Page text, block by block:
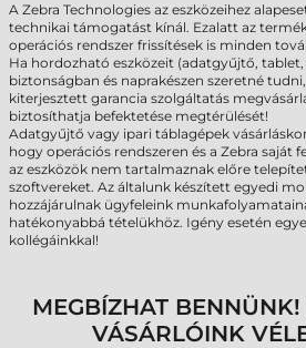
A Zebra Technologies az eszközeihez
technikai támogatást kínál. Ezalatt az
operációs rendszer frissítések is minden
Ha hordozható eszközeit (adatgyűjtő,
biztonságban és naprakészen szeretné
kiterjesztett garancia szolgáltatás
biztosíthatja befektetése megtérülését!
Adatgyűjtő vagy ipari táblagépek
hogy operációs rendszeren és a Zebra saját
az eszközök nem tartalmaznak előre
szoftvereket. Az általunk készített egyedi
hozzájárulnak ügyfeleink
hatékonyabbá tételükhöz. Igény esetén
kollégáinkkal!
MEGBÍZHAT BENNÜNK!
VÁSÁRLÓINK